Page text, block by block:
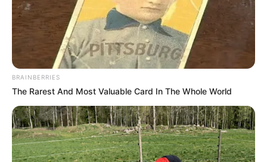
BRAINBERRIES
The Rarest And Most Valuable Card In The Whole World